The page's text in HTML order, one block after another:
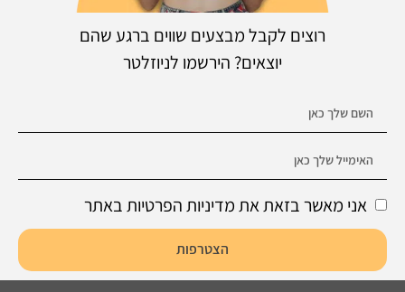
רוצים לקבל מבצעים שווים ברגע שהם
יוצאים? הירשמו לניוזלטר
אני מאשר בזאת את מדיניות הפרטיות באתר
הצטרפות